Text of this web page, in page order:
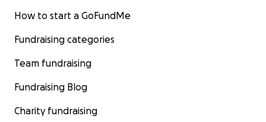
How to start a GoFundMe
Fundraising categories
Team fundraising
Fundraising Blog
Charity fundraising